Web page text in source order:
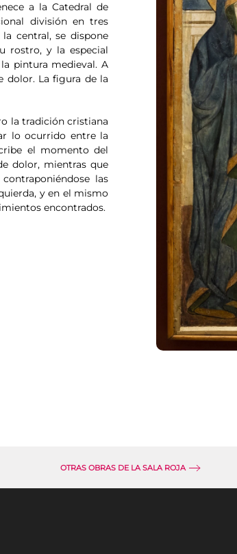
a la Catedral de
división en tres
central, se dispone
rostro, y la especial
pintura medieval. A
dolor. La figura de la
la tradición cristiana
lo ocurrido entre la
el momento del
dolor, mientras que
las
y en el mismo
encontrados.
OTRAS OBRAS DE LA SALA ROJA